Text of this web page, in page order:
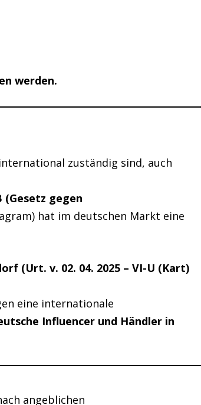
werden.
zuständig sind, auch
(Gesetz gegen
hat im deutschen Markt eine
(Urt. v. 02. 04. 2025 – VI-U (Kart)
eine internationale
Influencer und Händler in
angeblichen